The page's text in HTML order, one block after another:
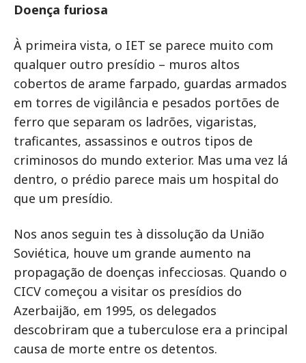
Doença furiosa
À primeira vista, o IET se parece muito com
qualquer outro presídio – muros altos
cobertos de arame farpado, guardas armados
em torres de vigilância e pesados portões de
ferro que separam os ladrões, vigaristas,
traficantes, assassinos e outros tipos de
criminosos do mundo exterior. Mas uma vez lá
dentro, o prédio parece mais um hospital do
que um presídio.
Nos anos seguin tes à dissolução da União
Soviética, houve um grande aumento na
propagação de doenças infecciosas. Quando o
CICV começou a visitar os presídios do
Azerbaijão, em 1995, os delegados
descobriram que a tuberculose era a principal
causa de morte entre os detentos.